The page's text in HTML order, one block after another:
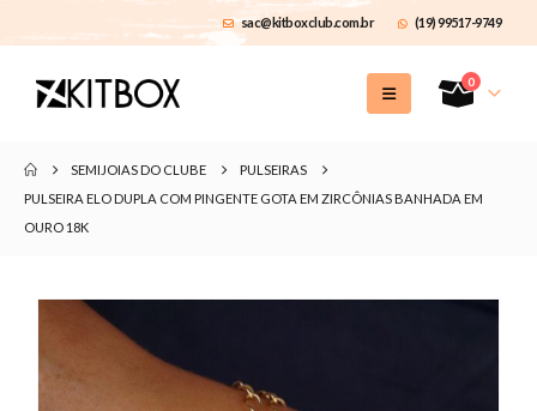
sac@kitboxclub.com.br (19) 99517-9749
0
SEMIJOIAS DO CLUBE
PULSEIRAS
PULSEIRA ELO DUPLA COM PINGENTE GOTA EM ZIRCÔNIAS BANHADA EM
OURO 18K